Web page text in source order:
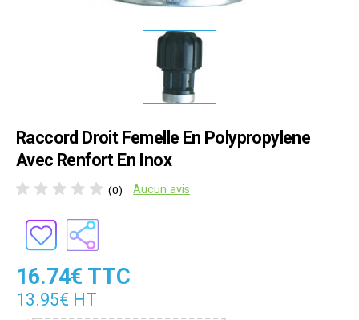
Raccord Droit Femelle En Polypropylene
Avec Renfort En Inox
(0) Aucun avis
16.74€ TTC
13.95€ HT